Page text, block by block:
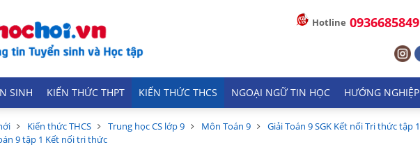
Hotline 0936685849
SINH KIẾN THỨC THPT KIẾN THỨC THCS NGOẠI NGỮ TIN HỌC HƯỚNG NGHIỆP
Kiến thức THCS Trung học CS lớp 9 Môn Toán 9
Giải Toán 9 SGK Kết nối Tri thức tập 1
9 tập 1 Kết nối tri thức